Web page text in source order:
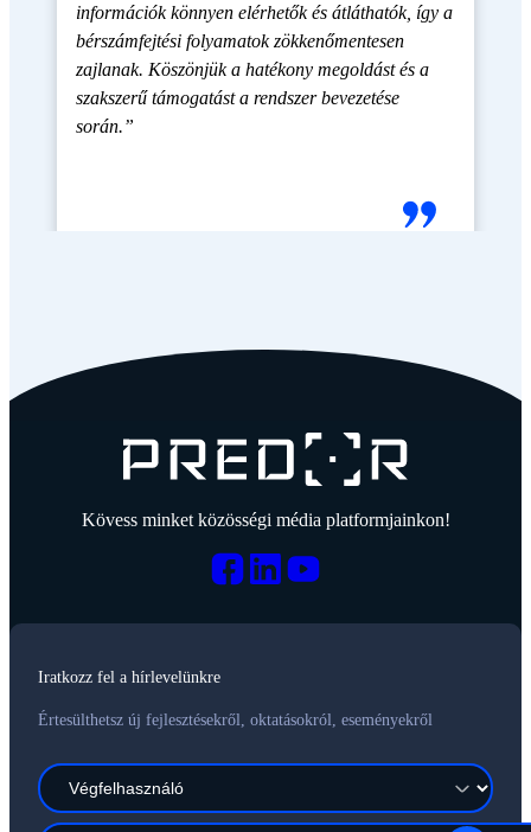
információk könnyen elérhetők és átláthatók, így a
bérszámfejtési folyamatok zökkenőmentesen
zajlanak. Köszönjük a hatékony megoldást és a
szakszerű támogatást a rendszer bevezetése
során.”
Kövess minket közösségi média platformjainkon!
Iratkozz fel a hírlevelünkre
Értesülthetsz új fejlesztésekről, oktatásokról, eseményekről